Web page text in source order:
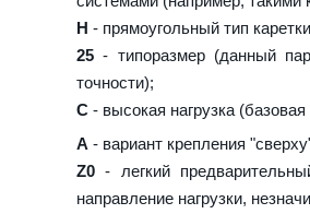
H - прямоугольный тип
25 - типоразмер (данный
точности);
C - высокая нагрузка
A - вариант крепления
Z0 - легкий
направление нагрузки,